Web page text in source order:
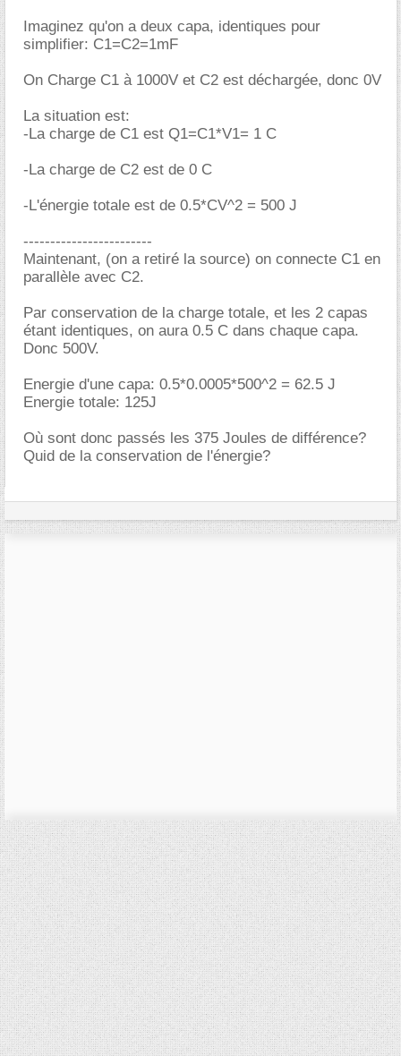
Imaginez qu'on a deux capa, identiques pour
simplifier: C1=C2=1mF
On Charge C1 à 1000V et C2 est déchargée, donc 0V
La situation est:
-La charge de C1 est Q1=C1*V1= 1 C
-La charge de C2 est de 0 C
-L'énergie totale est de 0.5*CV^2 = 500 J
------------------------
Maintenant, (on a retiré la source) on connecte C1 en
parallèle avec C2.
Par conservation de la charge totale, et les 2 capas
étant identiques, on aura 0.5 C dans chaque capa.
Donc 500V.
Energie d'une capa: 0.5*0.0005*500^2 = 62.5 J
Energie totale: 125J
Où sont donc passés les 375 Joules de différence?
Quid de la conservation de l'énergie?